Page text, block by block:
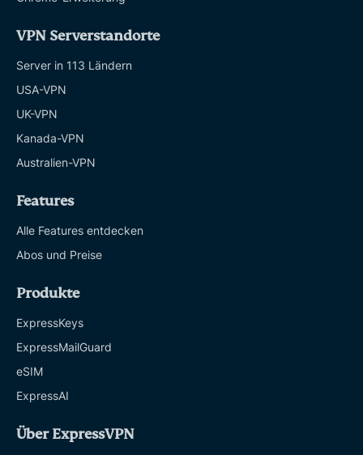
VPN Serverstandorte
Server in 113 Ländern
USA-VPN
UK-VPN
Kanada-VPN
Australien-VPN
Features
Alle Features entdecken
Abos und Preise
Produkte
ExpressKeys
ExpressMailGuard
eSIM
ExpressAI
Über ExpressVPN